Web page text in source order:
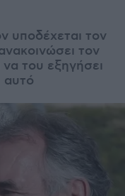
υποδέχεται τον
τον
του εξηγήσει
αυτό